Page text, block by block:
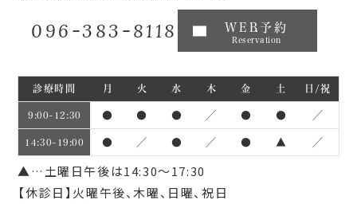
096-383-8118 WEB予約
Reservation
診療時間 月 火 水 木 金 土 日/祝
9:00~12:30 ● ● ● ／ ● ● ／
14:30~19:00 ● ／ ● ／ ● ▲ ／
▲…土曜日午後は14:30～17:30
【休診日】火曜午後、木曜、日曜、祝日